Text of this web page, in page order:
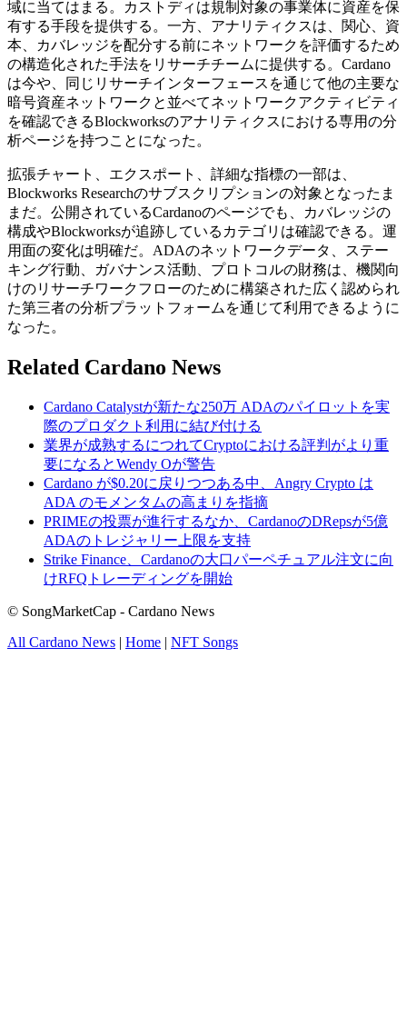
域に当てはまる。カストディは規制対象の事業体に資産を保
有する手段を提供する。一方、アナリティクスは、関心、資
本、カバレッジを配分する前にネットワークを評価するため
の構造化された手法をリサーチチームに提供する。Cardano
は今や、同じリサーチインターフェースを通じて他の主要な
暗号資産ネットワークと並べてネットワークアクティビティ
を確認できるBlockworksのアナリティクスにおける専用の分
析ページを持つことになった。
拡張チャート、エクスポート、詳細な指標の一部は、
Blockworks Researchのサブスクリプションの対象となったま
まだ。公開されているCardanoのページでも、カバレッジの
構成やBlockworksが追跡しているカテゴリは確認できる。運
用面の変化は明確だ。ADAのネットワークデータ、ステー
キング行動、ガバナンス活動、プロトコルの財務は、機関向
けのリサーチワークフローのために構築された広く認められ
た第三者の分析プラットフォームを通じて利用できるように
なった。
Related Cardano News
Cardano Catalystが新たな250万 ADAのパイロットを実
際のプロダクト利用に結び付ける
業界が成熟するにつれてCryptoにおける評判がより重
要になるとWendy Oが警告
Cardano が$0.20に戻りつつある中、Angry Crypto は
ADA のモメンタムの高まりを指摘
PRIMEの投票が進行するなか、CardanoのDRepsが5億
ADAのトレジャリー上限を支持
Strike Finance、Cardanoの大口パーペチュアル注文に向
けRFQトレーディングを開始
© SongMarketCap - Cardano News
All Cardano News | Home | NFT Songs